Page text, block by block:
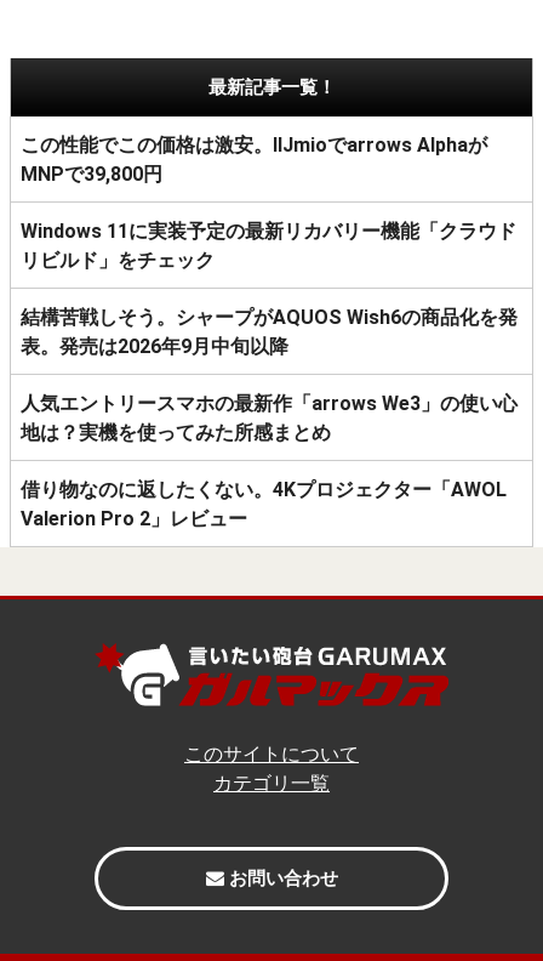
最新記事一覧！
この性能でこの価格は激安。IIJmioでarrows Alphaが
MNPで39,800円
Windows 11に実装予定の最新リカバリー機能「クラウド
リビルド」をチェック
結構苦戦しそう。シャープがAQUOS Wish6の商品化を発
表。発売は2026年9月中旬以降
人気エントリースマホの最新作「arrows We3」の使い心
地は？実機を使ってみた所感まとめ
借り物なのに返したくない。4Kプロジェクター「AWOL
Valerion Pro 2」レビュー
このサイトについて
カテゴリ一覧
お問い合わせ